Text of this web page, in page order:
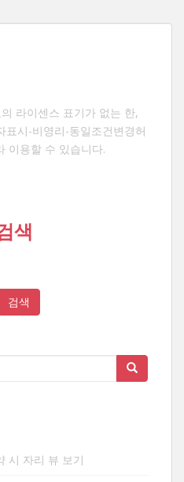
라이센스 표기가 없는 한,
표시-비영리-동일조건변경허
이용할 수 있습니다.
색
시 자리 뷰 보기